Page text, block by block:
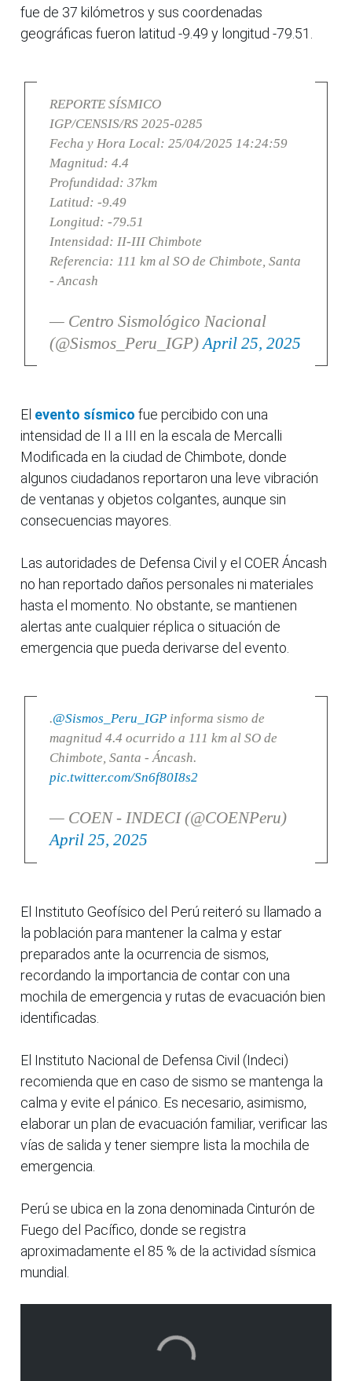
fue de 37 kilómetros y sus coordenadas
geográficas fueron latitud -9.49 y longitud -79.51.
REPORTE SÍSMICO
IGP/CENSIS/RS 2025-0285
Fecha y Hora Local: 25/04/2025 14:24:59
Magnitud: 4.4
Profundidad: 37km
Latitud: -9.49
Longitud: -79.51
Intensidad: II-III Chimbote
Referencia: 111 km al SO de Chimbote, Santa
- Ancash
— Centro Sismológico Nacional
(@Sismos_Peru_IGP) April 25, 2025
El evento sísmico fue percibido con una
intensidad de II a III en la escala de Mercalli
Modificada en la ciudad de Chimbote, donde
algunos ciudadanos reportaron una leve vibración
de ventanas y objetos colgantes, aunque sin
consecuencias mayores.
Las autoridades de Defensa Civil y el COER Áncash
no han reportado daños personales ni materiales
hasta el momento. No obstante, se mantienen
alertas ante cualquier réplica o situación de
emergencia que pueda derivarse del evento.
.@Sismos_Peru_IGPinforma sismo de
magnitud 4.4 ocurrido a 111 km al SO de
Chimbote, Santa - Áncash.
pic.twitter.com/Sn6f80I8s2
— COEN - INDECI (@COENPeru)
April 25, 2025
El Instituto Geofísico del Perú reiteró su llamado a
la población para mantener la calma y estar
preparados ante la ocurrencia de sismos,
recordando la importancia de contar con una
mochila de emergencia y rutas de evacuación bien
identificadas.
El Instituto Nacional de Defensa Civil (Indeci)
recomienda que en caso de sismo se mantenga la
calma y evite el pánico. Es necesario, asimismo,
elaborar un plan de evacuación familiar, verificar las
vías de salida y tener siempre lista la mochila de
emergencia.
Perú se ubica en la zona denominada Cinturón de
Fuego del Pacífico, donde se registra
aproximadamente el 85 % de la actividad sísmica
mundial.